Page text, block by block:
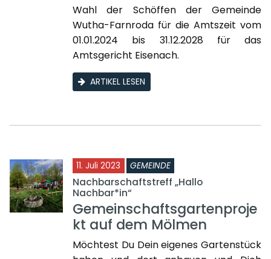
Wahl der Schöffen der Gemeinde
Wutha-Farnroda für die Amtszeit vom
01.01.2024 bis 31.12.2028 für das
Amtsgericht Eisenach.
ARTIKEL LESEN
11. Juli 2023 GEMEINDE
Nachbarschaftstreff „Hallo
Nachbar*in“
Gemeinschaftsgartenproje
kt auf dem Mölmen
Möchtest Du Dein eigenes Gartenstück